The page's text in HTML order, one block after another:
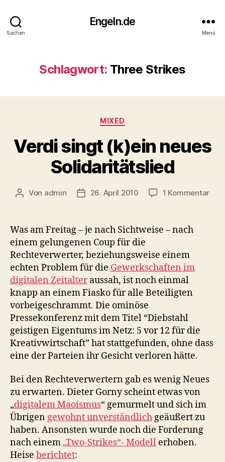
Suchen
Engeln.de
Menü
Schlagwort: Three Strikes
Kategorien
MIXED
Verdi singt (k)ein neues
Solidaritätslied
Beitragsautor
Von admin Veröffentlichungsdatum
26. April 2010 1 Kommentarzu
Was am Freitag – je nach Sichtweise – nach
einem gelungenen Coup für die
Rechteverwerter, beziehungsweise einem
echten Problem für die Gewerkschaften im
digitalen Zeitalteraussah, ist noch einmal
knapp an einem Fiasko für alle Beteiligten
vorbeigeschrammt. Die ominöse
Pressekonferenz mit dem Titel “Diebstahl
geistigen Eigentums im Netz: 5 vor 12 für die
Kreativwirtschaft” hat stattgefunden, ohne dass
eine der Parteien ihr Gesicht verloren hätte.
Bei den Rechteverwertern gab es wenig Neues
zu erwarten. Dieter Gorny scheint etwas von
„digitalem Maoismus“ gemurmelt und sich im
Übrigengewohnt unverständlichgeäußert zu
haben. Ansonsten wurde noch die Forderung
nach einem „Two-Strikes“- Modell erhoben.
Heise berichtet: